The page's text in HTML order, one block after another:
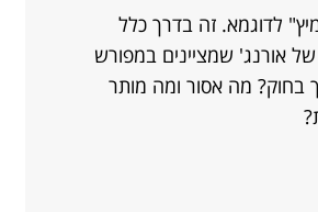
לדוגמא. זה בדרך כלל
אורנג' שמציינים במפורש
בחוק? מה אסור ומה מותר